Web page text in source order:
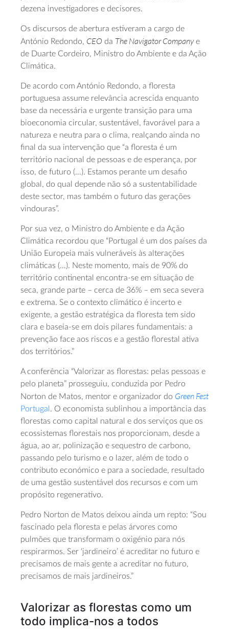
dezena investigadores e decisores.
Os discursos de abertura estiveram a cargo de
António Redondo, CEO da The Navigator Companye
de Duarte Cordeiro, Ministro do Ambiente e da Ação
Climática.
De acordo com António Redondo, a floresta
portuguesa assume relevância acrescida enquanto
base da necessária e urgente transição para uma
bioeconomia circular, sustentável, favorável para a
natureza e neutra para o clima, realçando ainda no
final da sua intervenção que “a floresta é um
território nacional de pessoas e de esperança, por
isso, de futuro (…). Estamos perante um desafio
global, do qual depende não só a sustentabilidade
deste sector, mas também o futuro das gerações
vindouras”.
Por sua vez, o Ministro do Ambiente e da Ação
Climática recordou que “Portugal é um dos países da
União Europeia mais vulneráveis às alterações
climáticas (…). Neste momento, mais de 90% do
território continental encontra-se em situação de
seca, grande parte – cerca de 36% – em seca severa
e extrema. Se o contexto climático é incerto e
exigente, a gestão estratégica da floresta tem sido
clara e baseia-se em dois pilares fundamentais: a
prevenção face aos riscos e a gestão florestal ativa
dos territórios.”
A conferência “Valorizar as florestas: pelas pessoas e
pelo planeta” prosseguiu, conduzida por Pedro
Norton de Matos, mentor e organizador do Green Fest
Portugal . O economista sublinhou a importância das
florestas como capital natural e dos serviços que os
ecossistemas florestais nos proporcionam, desde a
água, ao ar, polinização e sequestro de carbono,
passando pelo turismo e o lazer, além de todo o
contributo económico e para a sociedade, resultado
de uma gestão sustentável dos recursos e com um
propósito regenerativo.
Pedro Norton de Matos deixou ainda um repto: “Sou
fascinado pela floresta e pelas árvores como
pulmões que transformam o oxigénio para nós
respirarmos. Ser ‘jardineiro’ é acreditar no futuro e
precisamos de mais gente a acreditar no futuro,
precisamos de mais jardineiros.”
Valorizar as florestas como um
todo implica-nos a todos